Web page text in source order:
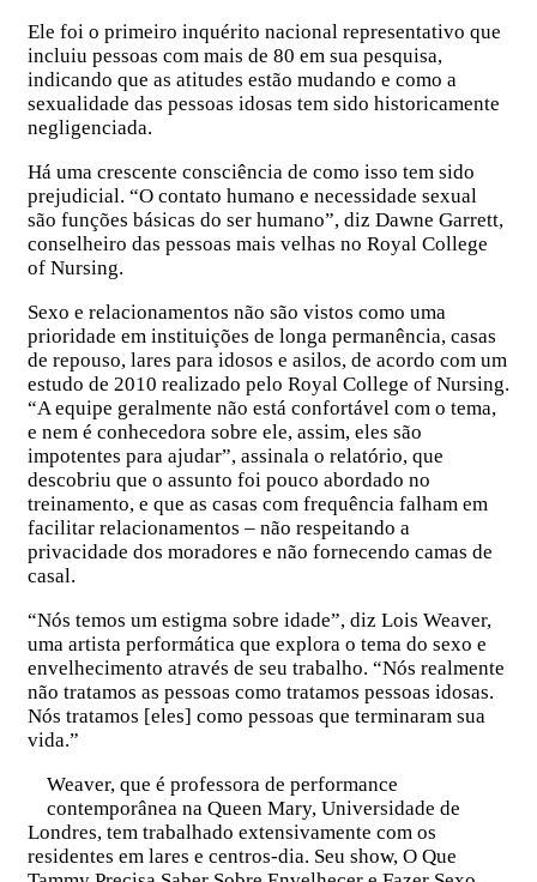
Ele foi o primeiro inquérito nacional representativo que
incluiu pessoas com mais de 80 em sua pesquisa,
indicando que as atitudes estão mudando e como a
sexualidade das pessoas idosas tem sido historicamente
negligenciada.
Há uma crescente consciência de como isso tem sido
prejudicial. “O contato humano e necessidade sexual
são funções básicas do ser humano”, diz Dawne Garrett,
conselheiro das pessoas mais velhas no Royal College
of Nursing.
Sexo e relacionamentos não são vistos como uma
prioridade em instituições de longa permanência, casas
de repouso, lares para idosos e asilos, de acordo com um
estudo de 2010 realizado pelo Royal College of Nursing.
“A equipe geralmente não está confortável com o tema,
e nem é conhecedora sobre ele, assim, eles são
impotentes para ajudar”, assinala o relatório, que
descobriu que o assunto foi pouco abordado no
treinamento, e que as casas com frequência falham em
facilitar relacionamentos – não respeitando a
privacidade dos moradores e não fornecendo camas de
casal.
“Nós temos um estigma sobre idade”, diz Lois Weaver,
uma artista performática que explora o tema do sexo e
envelhecimento através de seu trabalho. “Nós realmente
não tratamos as pessoas como tratamos pessoas idosas.
Nós tratamos [eles] como pessoas que terminaram sua
vida.”
Weaver, que é professora de performance
contemporânea na Queen Mary, Universidade de
Londres, tem trabalhado extensivamente com os
residentes em lares e centros-dia. Seu show, O Que